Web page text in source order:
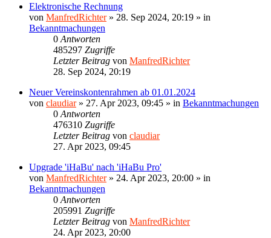
Elektronische Rechnung
von ManfredRichter» 28. Sep 2024, 20:19 » in
Bekanntmachungen
0 Antworten
485297 Zugriffe
Letzter Beitrag von ManfredRichter
28. Sep 2024, 20:19
Neuer Vereinskontenrahmen ab 01.01.2024
von claudiar» 27. Apr 2023, 09:45 » in Bekanntmachungen
0 Antworten
476310 Zugriffe
Letzter Beitrag von claudiar
27. Apr 2023, 09:45
Upgrade 'iHaBu' nach 'iHaBu Pro'
von ManfredRichter» 24. Apr 2023, 20:00 » in
Bekanntmachungen
0 Antworten
205991 Zugriffe
Letzter Beitrag von ManfredRichter
24. Apr 2023, 20:00